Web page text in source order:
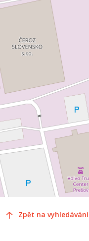
Zpět na vyhledávání